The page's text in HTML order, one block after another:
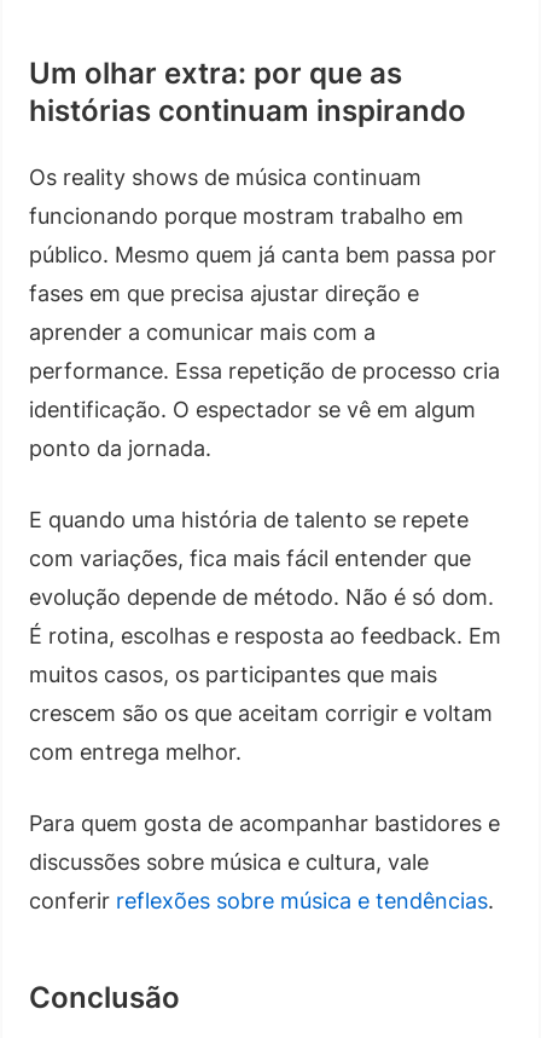
Um olhar extra: por que as
histórias continuam inspirando
Os reality shows de música continuam
funcionando porque mostram trabalho em
público. Mesmo quem já canta bem passa por
fases em que precisa ajustar direção e
aprender a comunicar mais com a
performance. Essa repetição de processo cria
identificação. O espectador se vê em algum
ponto da jornada.
E quando uma história de talento se repete
com variações, fica mais fácil entender que
evolução depende de método. Não é só dom.
É rotina, escolhas e resposta ao feedback. Em
muitos casos, os participantes que mais
crescem são os que aceitam corrigir e voltam
com entrega melhor.
Para quem gosta de acompanhar bastidores e
discussões sobre música e cultura, vale
conferir reflexões sobre música e tendências.
Conclusão